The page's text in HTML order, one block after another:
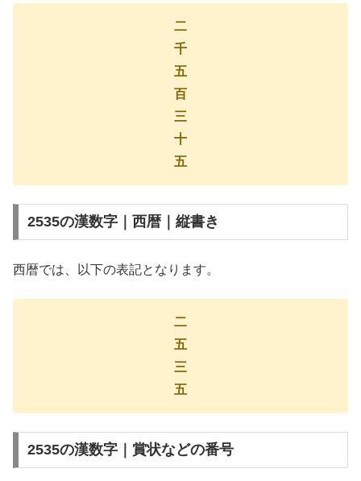
二
千
五
百
三
十
五
2535の漢数字｜西暦｜縦書き
西暦では、以下の表記となります。
二
五
三
五
2535の漢数字｜賞状などの番号